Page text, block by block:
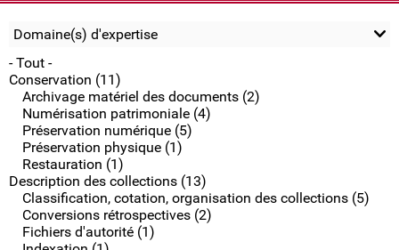
Domaine(s) d'expertise
- Tout -
Conservation (11)
Archivage matériel des documents (2)
Numérisation patrimoniale (4)
Préservation numérique (5)
Préservation physique (1)
Restauration (1)
Description des collections (13)
Classification, cotation, organisation des collections (5)
Conversions rétrospectives (2)
Fichiers d'autorité (1)